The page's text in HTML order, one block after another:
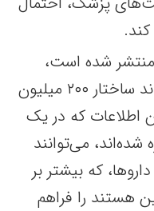
طبق مقاله‌ای که در Nature منتشر شده است،
هوش مصنوعی اکنون می‌تواند ساختار ۲۰۰ میلیون
اطلاعات که در یک
ذخیره شده‌اند، می‌توانند
که بیشتر بر
هستند را فراهم